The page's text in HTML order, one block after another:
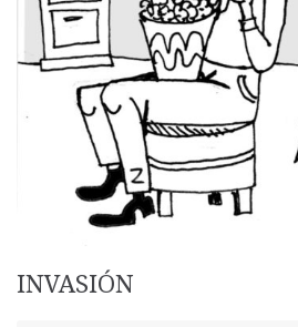
INVASIÓN